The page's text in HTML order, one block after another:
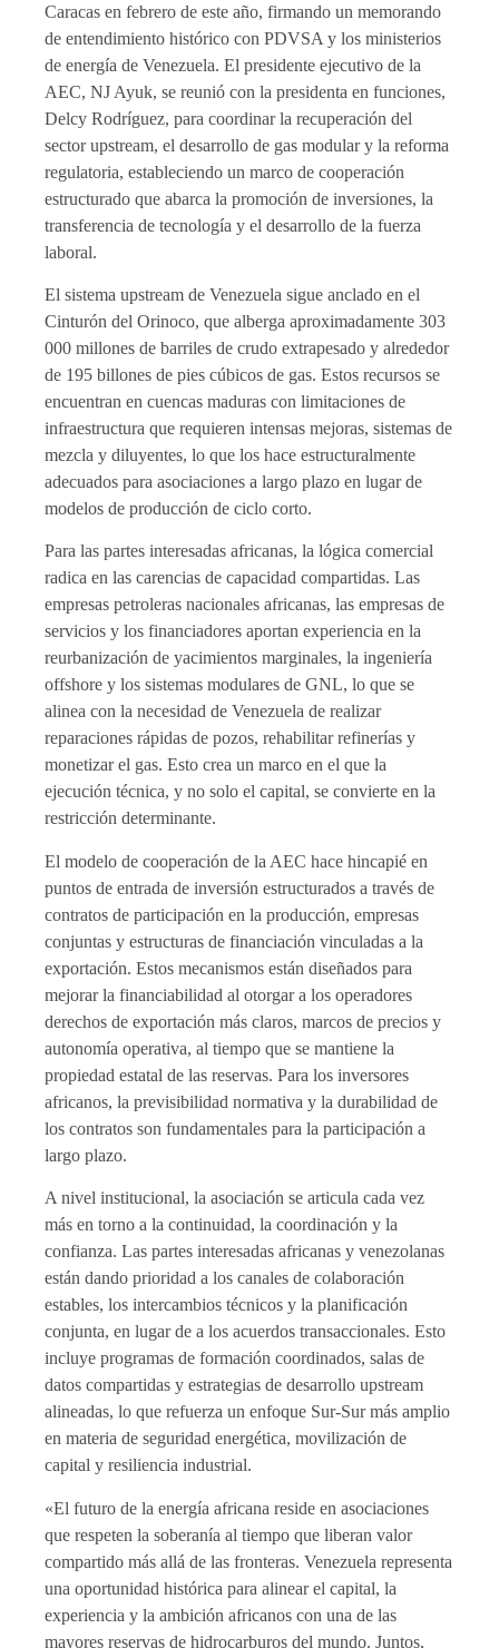
Caracas en febrero de este año, firmando un memorando
de entendimiento histórico con PDVSA y los ministerios
de energía de Venezuela. El presidente ejecutivo de la
AEC, NJ Ayuk, se reunió con la presidenta en funciones,
Delcy Rodríguez, para coordinar la recuperación del
sector upstream, el desarrollo de gas modular y la reforma
regulatoria, estableciendo un marco de cooperación
estructurado que abarca la promoción de inversiones, la
transferencia de tecnología y el desarrollo de la fuerza
laboral.
El sistema upstream de Venezuela sigue anclado en el
Cinturón del Orinoco, que alberga aproximadamente 303
000 millones de barriles de crudo extrapesado y alrededor
de 195 billones de pies cúbicos de gas. Estos recursos se
encuentran en cuencas maduras con limitaciones de
infraestructura que requieren intensas mejoras, sistemas de
mezcla y diluyentes, lo que los hace estructuralmente
adecuados para asociaciones a largo plazo en lugar de
modelos de producción de ciclo corto.
Para las partes interesadas africanas, la lógica comercial
radica en las carencias de capacidad compartidas. Las
empresas petroleras nacionales africanas, las empresas de
servicios y los financiadores aportan experiencia en la
reurbanización de yacimientos marginales, la ingeniería
offshore y los sistemas modulares de GNL, lo que se
alinea con la necesidad de Venezuela de realizar
reparaciones rápidas de pozos, rehabilitar refinerías y
monetizar el gas. Esto crea un marco en el que la
ejecución técnica, y no solo el capital, se convierte en la
restricción determinante.
El modelo de cooperación de la AEC hace hincapié en
puntos de entrada de inversión estructurados a través de
contratos de participación en la producción, empresas
conjuntas y estructuras de financiación vinculadas a la
exportación. Estos mecanismos están diseñados para
mejorar la financiabilidad al otorgar a los operadores
derechos de exportación más claros, marcos de precios y
autonomía operativa, al tiempo que se mantiene la
propiedad estatal de las reservas. Para los inversores
africanos, la previsibilidad normativa y la durabilidad de
los contratos son fundamentales para la participación a
largo plazo.
A nivel institucional, la asociación se articula cada vez
más en torno a la continuidad, la coordinación y la
confianza. Las partes interesadas africanas y venezolanas
están dando prioridad a los canales de colaboración
estables, los intercambios técnicos y la planificación
conjunta, en lugar de a los acuerdos transaccionales. Esto
incluye programas de formación coordinados, salas de
datos compartidas y estrategias de desarrollo upstream
alineadas, lo que refuerza un enfoque Sur-Sur más amplio
en materia de seguridad energética, movilización de
capital y resiliencia industrial.
«El futuro de la energía africana reside en asociaciones
que respeten la soberanía al tiempo que liberan valor
compartido más allá de las fronteras. Venezuela representa
una oportunidad histórica para alinear el capital, la
experiencia y la ambición africanos con una de las
mayores reservas de hidrocarburos del mundo. Juntos,